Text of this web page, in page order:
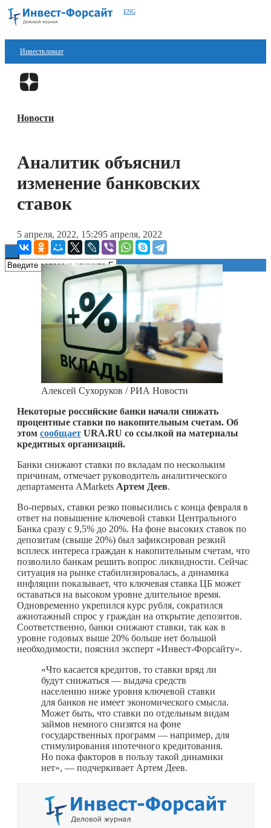
ENG
Инвестклимат
Финансы
Блокчейн
Новости
Аналитик объяснил
изменение банковских
ставок
5 апреля, 2022, 15:295 апреля, 2022
Алексей Сухоруков / РИА Новости
Некоторые российские банки начали снижать
процентные ставки по накопительным счетам. Об
этом сообщает URA.RU со ссылкой на материалы
кредитных организаций.
Банки снижают ставки по вкладам по нескольким
причинам, отмечает руководитель аналитического
департамента AMarkets Артем Деев.
Во-первых, ставки резко повысились с конца февраля в
ответ на повышение ключевой ставки Центрального
Банка сразу с 9,5% до 20%. На фоне высоких ставок по
депозитам (свыше 20%) был зафиксирован резкий
всплеск интереса граждан к накопительным счетам, что
позволило банкам решить вопрос ликвидности. Сейчас
ситуация на рынке стабилизировалась, а динамика
инфляции показывает, что ключевая ставка ЦБ может
оставаться на высоком уровне длительное время.
Одновременно укрепился курс рубля, сократился
ажиотажный спрос у граждан на открытие депозитов.
Соответственно, банки снижают ставки, так как в
уровне годовых выше 20% больше нет большой
необходимости, пояснил эксперт «Инвест-Форсайту».
«Что касается кредитов, то ставки вряд ли
будут снижаться — выдача средств
населению ниже уровня ключевой ставки
для банков не имеет экономического смысла.
Может быть, что ставки по отдельным видам
займов немного снизятся на фоне
государственных программ — например, для
стимулирования ипотечного кредитования.
Но пока факторов в пользу такой динамики
нет», — подчеркивает Артем Деев.